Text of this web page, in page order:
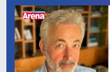
Tüm Manşetler
Son Dakika
Haber Arşivi